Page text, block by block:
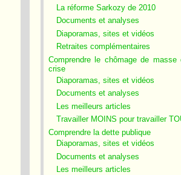
La réforme Sarkozy de 2010
Documents et analyses
Diaporamas, sites et vidéos
Retraites complémentaires
Comprendre le chômage de masse
crise
Diaporamas, sites et vidéos
Documents et analyses
Les meilleurs articles
Travailler MOINS pour travailler
Comprendre la dette publique
Diaporamas, sites et vidéos
Documents et analyses
Les meilleurs articles